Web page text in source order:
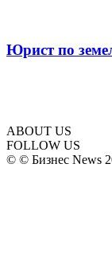
Юрист по
ABOUT US
FOLLOW US
© © Бизнес News